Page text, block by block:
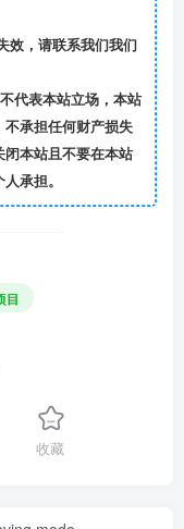
效，请联系我们我们
代表本站立场，本站
承担任何财产损失
本站且不要在本站
承担。
目
收藏